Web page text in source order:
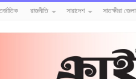
রাজনীতি সারাদেশ সাতক্ষীরা